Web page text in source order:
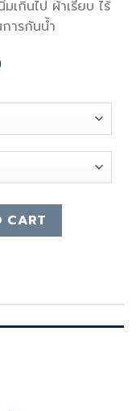
เกินไป ผ้าเรียบ ไร้
ารกันน้ำ
CART